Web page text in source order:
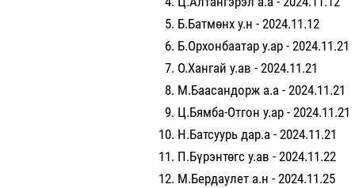
Б.Батмөнх у.н - 2024.11.12
Б.Орхонбаатар у.ар - 2024.11.21
О.Хангай у.ав - 2024.11.21
М.Баасандорж а.а - 2024.11.21
Ц.Бямба-Отгон у.ар - 2024.11.21
Н.Батсуурь дар.а - 2024.11.21
П.Бүрэнтөгс у.ав - 2024.11.22
М.Бердаулет а.н - 2024.11.25